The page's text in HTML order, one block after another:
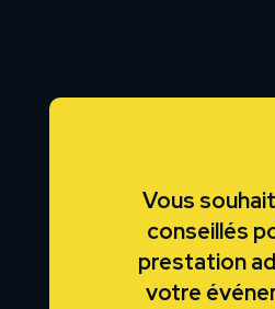
Vous
conseillés
prestation
votre